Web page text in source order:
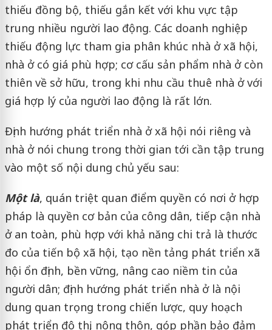
thiếu đồng bộ, thiếu gắn kết với khu vực tập
trung nhiều người lao động. Các doanh nghiệp
thiếu động lực tham gia phân khúc nhà ở xã hội,
nhà ở có giá phù hợp; cơ cấu sản phẩm nhà ở còn
thiên về sở hữu, trong khi nhu cầu thuê nhà ở với
giá hợp lý của người lao động là rất lớn.
Định hướng phát triển nhà ở xã hội nói riêng và
nhà ở nói chung trong thời gian tới cần tập trung
vào một số nội dung chủ yếu sau:
Một là, quán triệt quan điểm quyền có nơi ở hợp
pháp là quyền cơ bản của công dân, tiếp cận nhà
ở an toàn, phù hợp với khả năng chi trả là thước
đo của tiến bộ xã hội, tạo nền tảng phát triển xã
hội ổn định, bền vững, nâng cao niềm tin của
người dân; định hướng phát triển nhà ở là nội
dung quan trọng trong chiến lược, quy hoạch
phát triển đô thị, nông thôn, góp phần bảo đảm